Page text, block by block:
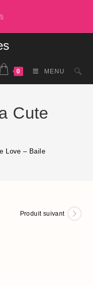
0 MENU
Cute
Love – Baile
Produit suivant